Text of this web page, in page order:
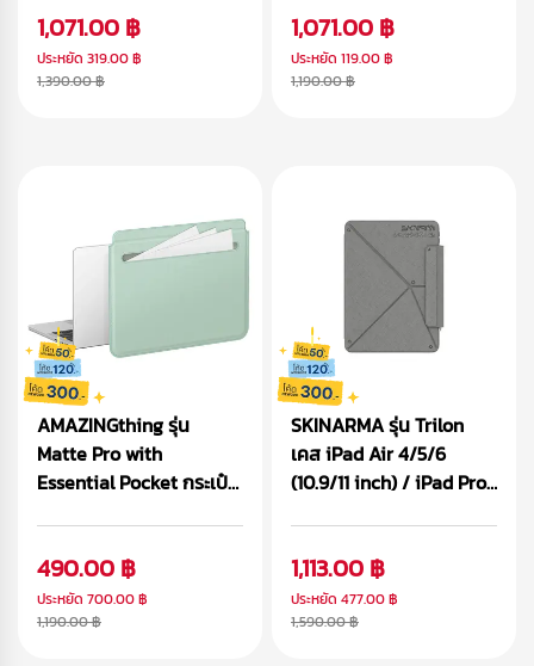
1,071.00 ฿
ประหยัด 319.00 ฿
1,390.00 ฿
1,071.00 ฿
ประหยัด 119.00 ฿
1,190.00 ฿
AMAZINGthing รุ่น
Matte Pro with
Essential Pocket กระเป๋า
490.00 ฿
ประหยัด 700.00 ฿
1,190.00 ฿
SKINARMA รุ่น Trilon
เคส iPad Air 4/5/6
(10.9/11 inch) / iPad Pro
1,113.00 ฿
ประหยัด 477.00 ฿
1,590.00 ฿